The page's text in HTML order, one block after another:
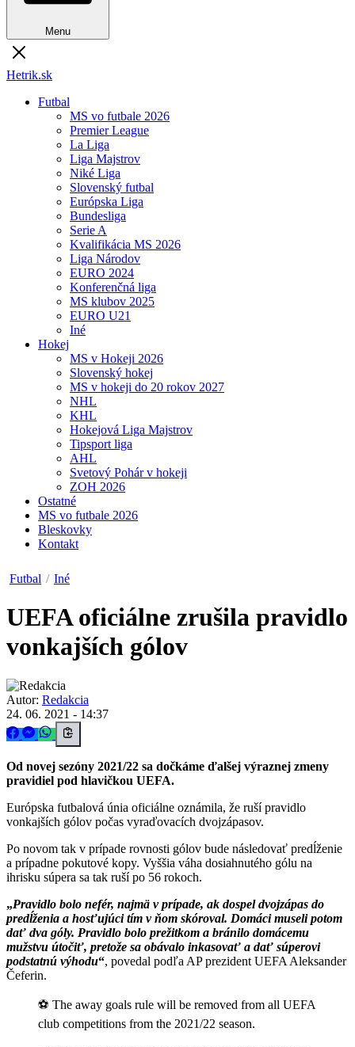
Menu
Hetrik.sk
Futbal
MS vo futbale 2026
Premier League
La Liga
Liga Majstrov
Niké Liga
Slovenský futbal
Európska Liga
Bundesliga
Serie A
Kvalifikácia MS 2026
Liga Národov
EURO 2024
Konferenčná liga
MS klubov 2025
EURO U21
Iné
Hokej
MS v Hokeji 2026
Slovenský hokej
MS v hokeji do 20 rokov 2027
NHL
KHL
Hokejová Liga Majstrov
Tipsport liga
AHL
Svetový Pohár v hokeji
ZOH 2026
Ostatné
MS vo futbale 2026
Bleskovky
Kontakt
Futbal / Iné
UEFA oficiálne zrušila pravidlo
vonkajších gólov
Autor: Redakcia
24. 06. 2021 - 14:37
Od novej sezóny 2021/22 sa dočkáme ďalšej výraznej zmeny
pravidiel pod hlavičkou UEFA.
Európska futbalová únia oficiálne oznámila, že ruší pravidlo
vonkajších gólov počas vyraďovacích dvojzápasov.
Po novom tak v prípade rovnosti gólov bude následovať predĺženie
a prípadne pokutové kopy. Vyššia váha dosiahnutého gólu na
ihrisku súpera sa tak ruší po 56 rokoch.
Pravidlo bolo nefér, najmä v prípade, ak dospel dvojzápas do
predĺženia a hosťujúci tím v ňom skóroval. Domáci museli potom
dať dva góly. Pravidlo bolo prežitkom a bránilo domácemu
mužstvu útočiť, pretože sa obávalo inkasovať a dať súperovi
podstatnú výhodu , povedal podľa AP prezident UEFA Aleksander
Čeferin.
⚽ The away goals rule will be removed from all UEFA
club competitions from the 2021/22 season.